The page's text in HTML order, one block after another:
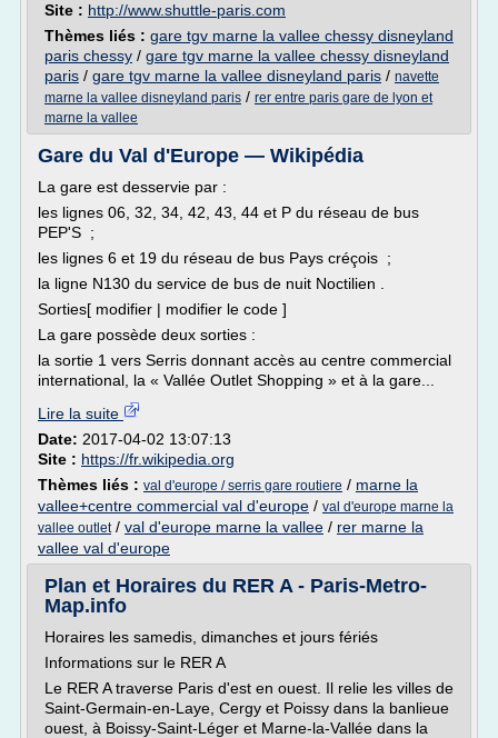
Site : http://www.shuttle-paris.com
Thèmes liés : gare tgv marne la vallee chessy disneyland
paris chessy / gare tgv marne la vallee chessy disneyland
paris / gare tgv marne la vallee disneyland paris / navette
marne la vallee disneyland paris / rer entre paris gare de lyon et
marne la vallee
Gare du Val d'Europe — Wikipédia
La gare est desservie par :
les lignes 06, 32, 34, 42, 43, 44 et P du réseau de bus
PEP'S ;
les lignes 6 et 19 du réseau de bus Pays créçois ;
la ligne N130 du service de bus de nuit Noctilien .
Sorties[ modifier | modifier le code ]
La gare possède deux sorties :
la sortie 1 vers Serris donnant accès au centre commercial
international, la « Vallée Outlet Shopping » et à la gare...
Lire la suite
Date: 2017-04-02 13:07:13
Site : https://fr.wikipedia.org
Thèmes liés : val d'europe / serris gare routiere / marne la
vallee+centre commercial val d'europe / val d'europe marne la
vallee outlet/ val d'europe marne la vallee / rer marne la
vallee val d'europe
Plan et Horaires du RER A - Paris-Metro-
Map.info
Horaires les samedis, dimanches et jours fériés
Informations sur le RER A
Le RER A traverse Paris d'est en ouest. Il relie les villes de
Saint-Germain-en-Laye, Cergy et Poissy dans la banlieue
ouest, à Boissy-Saint-Léger et Marne-la-Vallée dans la